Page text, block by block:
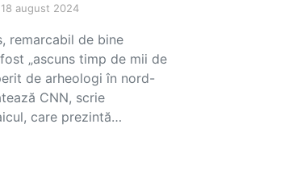
18 august 2024
remarcabil de bine
„ascuns timp de mii de
de arheologi în nord-
CNN, scrie
care prezintă…